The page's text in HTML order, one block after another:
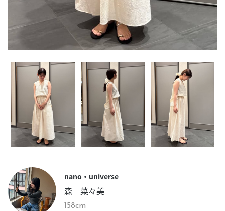
nano・universe
森 菜々美
158cm